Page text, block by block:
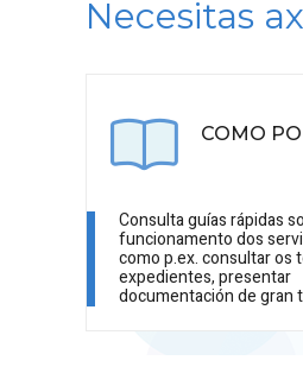
Necesitas
COMO
Consulta guías rápidas
funcionamento dos
como p.ex. consultar os
expedientes, presentar
documentación de gran